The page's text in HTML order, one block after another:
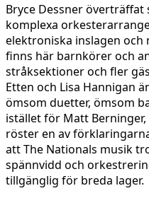
Bryce Dessner överträffat
komplexa
elektroniska inslagen och
finns här barnkörer och
stråksektioner och fler
Etten och Lisa Hannigan
ömsom duetter, ömsom
istället för Matt
röster en av
att The Nationals musik
spännvidd och
tillgänglig för breda lager.